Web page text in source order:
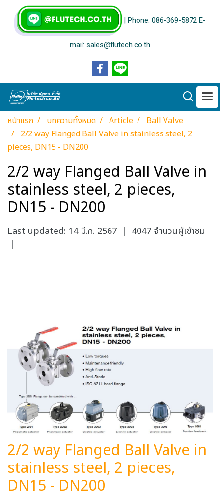
| Phone: 086-369-5872 E-
mail: sales@flutech.co.th
หน้าแรก บทความทั้งหมด Article
Ball Valve
2/2 way Flanged Ball Valve in stainless steel, 2
pieces, DN15 - DN200
2/2 way Flanged Ball Valve in
stainless steel, 2 pieces,
DN15 - DN200
Last updated: 14 มี.ค. 2567 | 4047 จำนวนผู้เข้าชม
|
2/2 way Flanged Ball Valve in
stainless steel, 2 pieces,
DN15 - DN200